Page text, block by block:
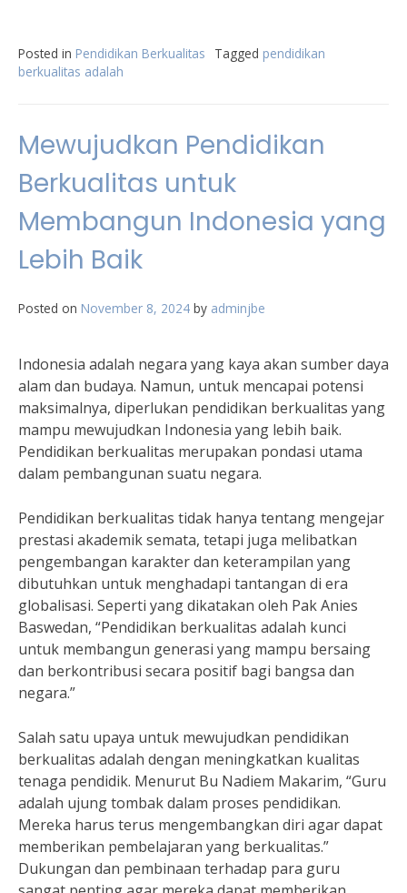
Posted in Pendidikan Berkualitas Tagged pendidikan
berkualitas adalah
Mewujudkan Pendidikan
Berkualitas untuk
Membangun Indonesia yang
Lebih Baik
Posted on November 8, 2024 by adminjbe
Indonesia adalah negara yang kaya akan sumber daya
alam dan budaya. Namun, untuk mencapai potensi
maksimalnya, diperlukan pendidikan berkualitas yang
mampu mewujudkan Indonesia yang lebih baik.
Pendidikan berkualitas merupakan pondasi utama
dalam pembangunan suatu negara.
Pendidikan berkualitas tidak hanya tentang mengejar
prestasi akademik semata, tetapi juga melibatkan
pengembangan karakter dan keterampilan yang
dibutuhkan untuk menghadapi tantangan di era
globalisasi. Seperti yang dikatakan oleh Pak Anies
Baswedan, “Pendidikan berkualitas adalah kunci
untuk membangun generasi yang mampu bersaing
dan berkontribusi secara positif bagi bangsa dan
negara.”
Salah satu upaya untuk mewujudkan pendidikan
berkualitas adalah dengan meningkatkan kualitas
tenaga pendidik. Menurut Bu Nadiem Makarim, “Guru
adalah ujung tombak dalam proses pendidikan.
Mereka harus terus mengembangkan diri agar dapat
memberikan pembelajaran yang berkualitas.”
Dukungan dan pembinaan terhadap para guru